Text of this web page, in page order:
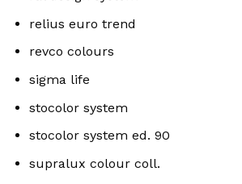
relius euro trend
revco colours
sigma life
stocolor system
stocolor system ed. 90
supralux colour coll.